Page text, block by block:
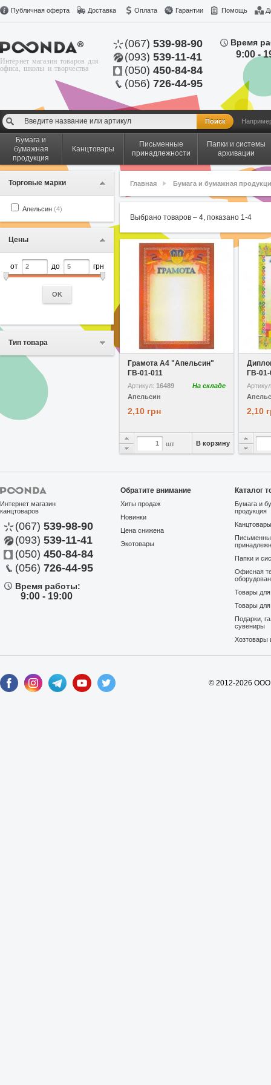
Публичная оферта Доставка Оплата Гарантии Помощь
Интернет магазин товаров для
офиса, школы и творчества
(067) 539-98-90
(093) 539-11-41
(050) 450-84-84
(056) 726-44-95
Время
9:00 -
Бумага и
бумажная
продукция
Канцтовары
Письменные
принадлежности
Папки и системы
архивации
Торговые марки
Апельсин (4)
Цены
от до грн
OK
Тип товара
Главная Бумага и бумажная
Выбрано товаров – 4, показано 1-4
В избранное Сравнить
Грамота A4 "Апельсин"
ГВ-01-011
Артикул: 16489
На складе
Апельсин
2,10 грн
шт В корзину
В
ГВ-
2,10
Интернет магазин
канцтоваров
(067) 539-98-90
(093) 539-11-41
(050) 450-84-84
(056) 726-44-95
Время работы:
9:00 - 19:00
Обратите внимание
Хиты продаж
Новинки
Цена снижена
Экотовары
Каталог
Бумага и
продукция
Папки и
Офисная
Товары
Товары
Подарки,
сувениры
Хозтовары
© 2012-2026